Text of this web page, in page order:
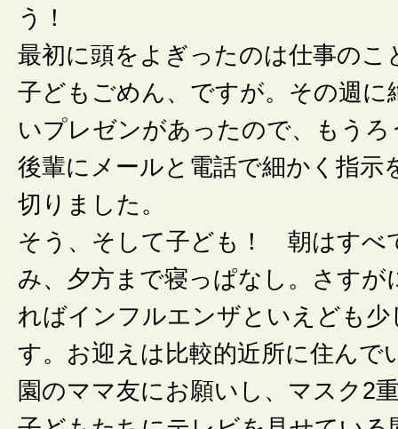
う！
最初に頭をよぎったのは仕事のこ
子どもごめん、ですが。その週に
いプレゼンがあったので、もう
後輩にメールと電話で細かく指示
切りました。
そう、そして子ども！ 朝はすべ
み、夕方まで寝っぱなし。さすが
ればインフルエンザといえども少
す。お迎えは比較的近所に住んで
園のママ友にお願いし、マスク2